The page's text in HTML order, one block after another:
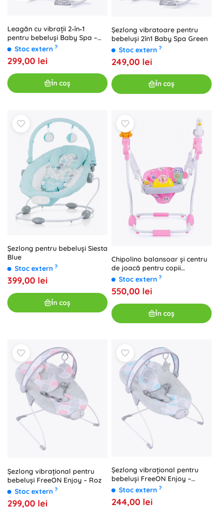
Leagăn cu vibrații 2‑în‑1
pentru bebeluși Baby Spa –
RozStoc extern ?
299,00 lei
În coș
Şezlong vibratoare pentru
bebeluși 2în1 Baby Spa Green
Stoc extern ?
249,00 lei
În coș
Șezlong pentru bebeluși Siesta
Blue
Stoc extern ?
399,00 lei
În coș
Chipolino balansoar și centru
de joacă pentru copii
Macarena roz
Stoc extern ?
550,00 lei
În coș
Șezlong vibrațional pentru
bebeluși FreeON Enjoy – Roz
Stoc extern ?
299,00 lei
Șezlong vibrațional pentru
bebeluși FreeON Enjoy –
Albastru
Stoc extern ?
244,00 lei